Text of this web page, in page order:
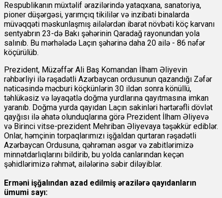
Respublikanın müxtəlif ərazilərində yataqxana, sanatoriya,
pioner düşərgəsi, yarımçıq tikililər və inzibati binalarda
müvəqqəti məskunlaşmış ailələrdən ibarət növbəti köç karvanı
sentyabrın 23-də Bakı şəhərinin Qaradağ rayonundan yola
salınıb. Bu mərhələdə Laçın şəhərinə daha 20 ailə - 86 nəfər
köçürülüb.
Prezident, Müzəffər Ali Baş Komandan İlham Əliyevin
rəhbərliyi ilə rəşadətli Azərbaycan ordusunun qazandığı Zəfər
nəticəsində məcburi köçkünlərin 30 ildən sonra könüllü,
təhlükəsiz və ləyaqətlə doğma yurdlarına qayıtmasına imkan
yaranıb. Doğma yurda qayıdan Laçın sakinləri hərtərəfli dövlət
qayğısı ilə əhatə olunduqlarına görə Prezident İlham Əliyevə
və Birinci vitse-prezident Mehriban Əliyevaya təşəkkür ediblər.
Onlar, həmçinin torpaqlarımızı işğaldan qurtaran rəşadətli
Azərbaycan Ordusuna, qəhrəman əsgər və zabitlərimizə
minnətdarlıqlarını bildirib, bu yolda canlarından keçən
şəhidlərimizə rəhmət, ailələrinə səbir diləyiblər.
Erməni işğalından azad edilmiş ərazilərə qayıdanların
ümumi sayı: